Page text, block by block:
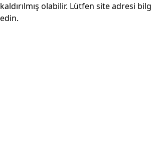
kaldırılmış olabilir. Lütfen site adresi
edin.